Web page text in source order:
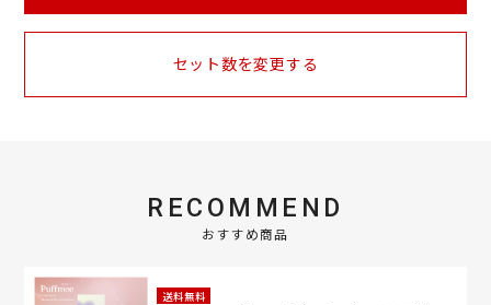
セット数を変更する
RECOMMEND
おすすめ商品
送料無料